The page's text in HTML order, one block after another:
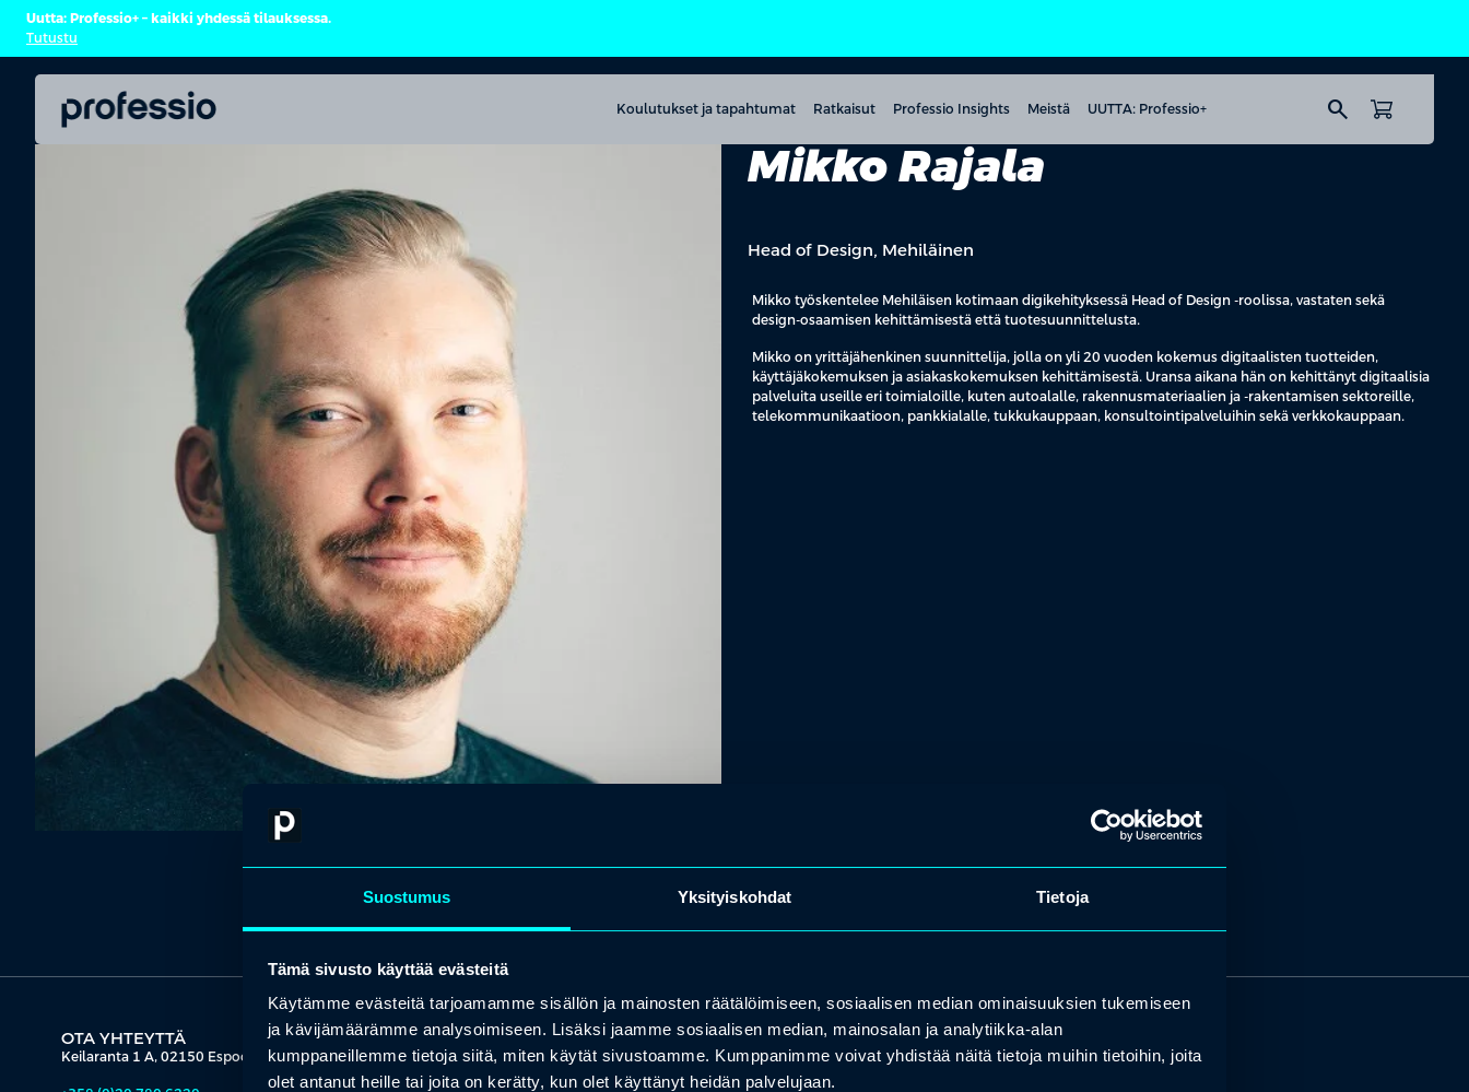
Suostumus Yksityiskohdat Tietoja
Tämä sivusto käyttää evästeitä
Käytämme evästeitä tarjoamamme sisällön ja mainosten räätälöimiseen, sosiaalisen median ominaisuuksien tukemiseen
ja kävijämäärämme analysoimiseen. Lisäksi jaamme sosiaalisen median, mainosalan ja analytiikka-alan
kumppaneillemme tietoja siitä, miten käytät sivustoamme. Kumppanimme voivat yhdistää näitä tietoja muihin tietoihin, joita
olet antanut heille tai joita on kerätty, kun olet käyttänyt heidän palvelujaan.
Uutta: Professio+ – kaikki yhdessä tilauksessa.
Tutustu
Koulutukset ja tapahtumat Ratkaisut Professio Insights Meistä UUTTA: Professio+ search
Mikko Rajala
Head of Design, Mehiläinen
Mikko työskentelee Mehiläisen kotimaan digikehityksessä Head of Design -roolissa, vastaten sekä
design-osaamisen kehittämisestä että tuotesuunnittelusta.
Mikko on yrittäjähenkinen suunnittelija, jolla on yli 20 vuoden kokemus digitaalisten tuotteiden,
käyttäjäkokemuksen ja asiakaskokemuksen kehittämisestä. Uransa aikana hän on kehittänyt digitaalisia
palveluita useille eri toimialoille, kuten autoalalle, rakennusmateriaalien ja -rakentamisen sektoreille,
telekommunikaatioon, pankkialalle, tukkukauppaan, konsultointipalveluihin sekä verkkokauppaan.
OTA YHTEYTTÄ
Keilaranta 1 A, 02150 Espoo